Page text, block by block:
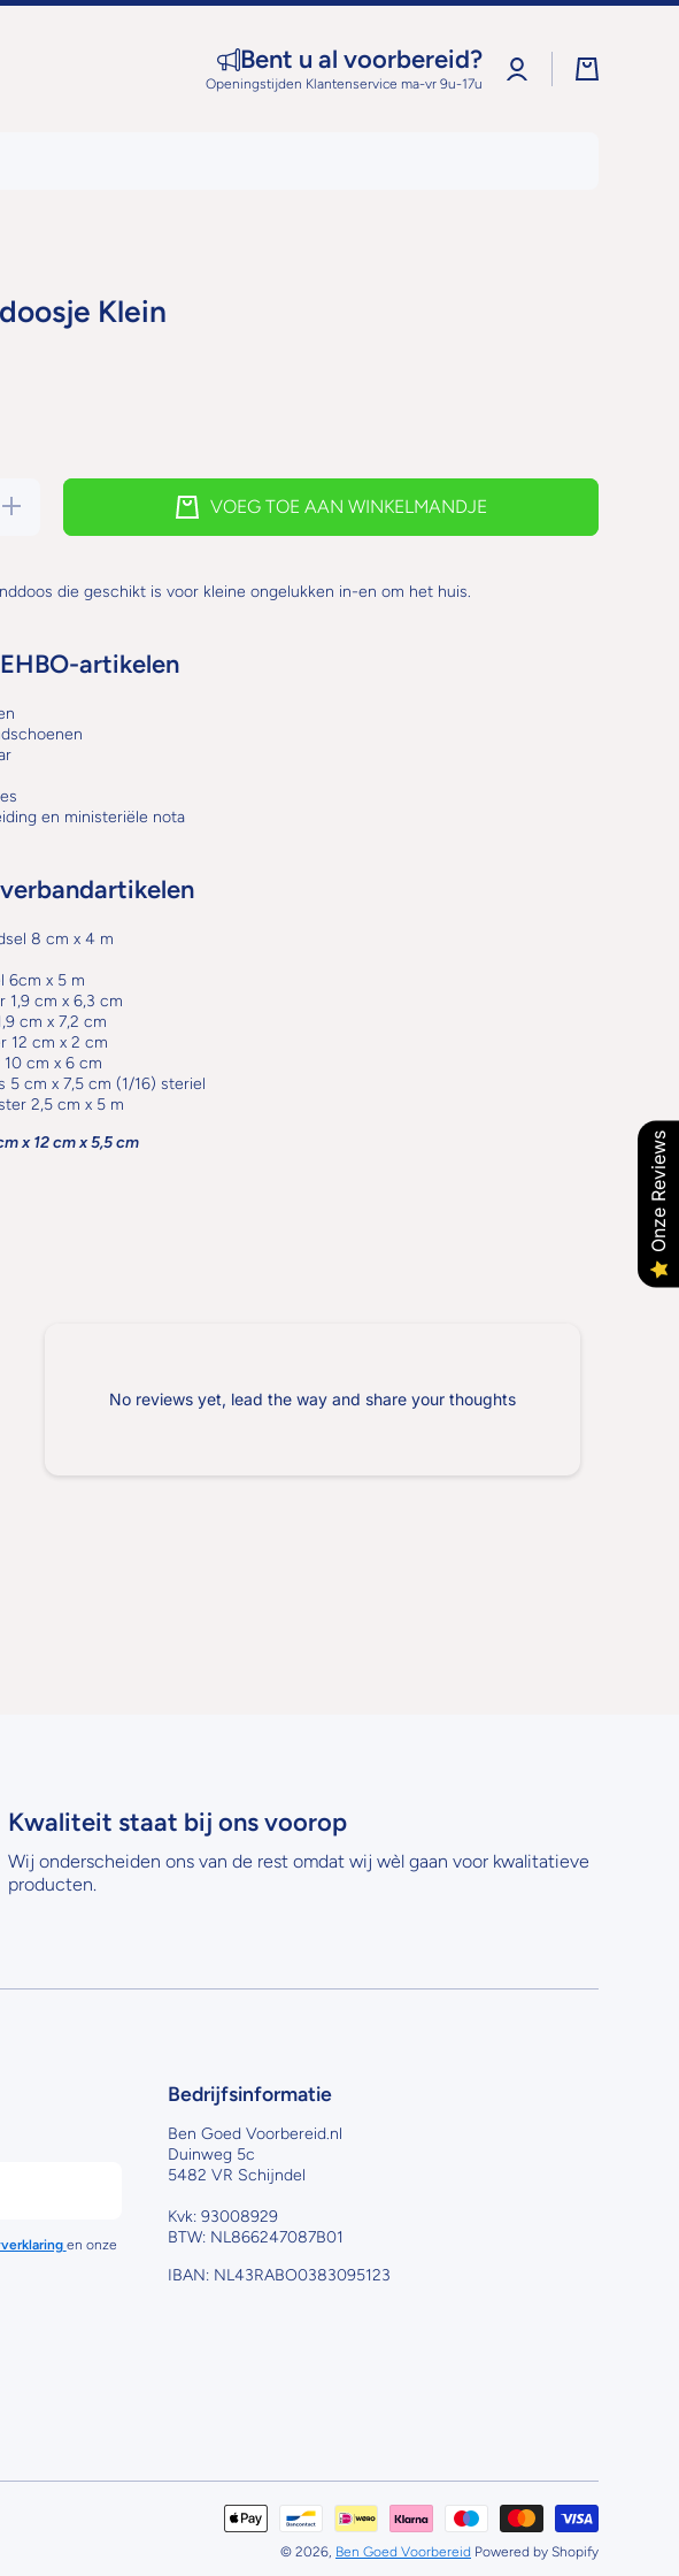
Bent u al voorbereid?
Openingstijden Klantenservice ma-vr 9u-17u
Log
in
Klein
Verhoog de
hoeveelheid
VOEG TOE AAN WINKELMANDJE
die geschikt is voor kleine ongelukken in-en om het huis.
artikelen
en ministeriële nota
8 cm x 4 m
6cm x 5 m
1,9 cm x 6,3 cm
cm x 7,2 cm
12 cm x 2 cm
cm x 6 cm
5 cm x 7,5 cm (1/16) steriel
2,5 cm x 5 m
x 12 cm x 5,5 cm
No reviews yet, lead the way and share your thoughts
Kwaliteit staat bij ons voorop
Wij onderscheiden ons van de rest omdat wij wèl gaan voor kwalitatieve
producten.
en onze
Bedrijfsinformatie
Ben Goed Voorbereid.nl
Duinweg 5c
5482 VR Schijndel
Kvk: 93008929
BTW: NL866247087B01
IBAN: NL43RABO0383095123
© 2026, Ben Goed Voorbereid Powered by Shopify
Onze Reviews